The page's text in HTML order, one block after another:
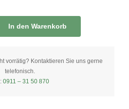
In den Warenkorb
vorrätig? Kontaktieren Sie uns gerne
telefonisch.
0911 – 31 50 870